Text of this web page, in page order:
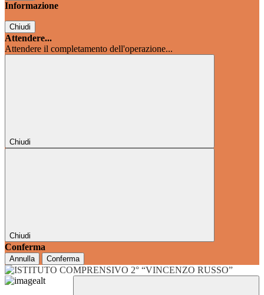
Informazione
Chiudi
Attendere...
Attendere il completamento dell'operazione...
Chiudi
Chiudi
Conferma
Annulla Conferma